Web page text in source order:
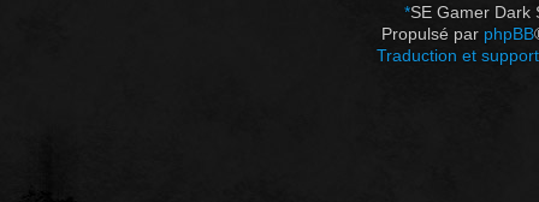
*SE Gamer Dark
Propulsé par phpBB
Traduction et